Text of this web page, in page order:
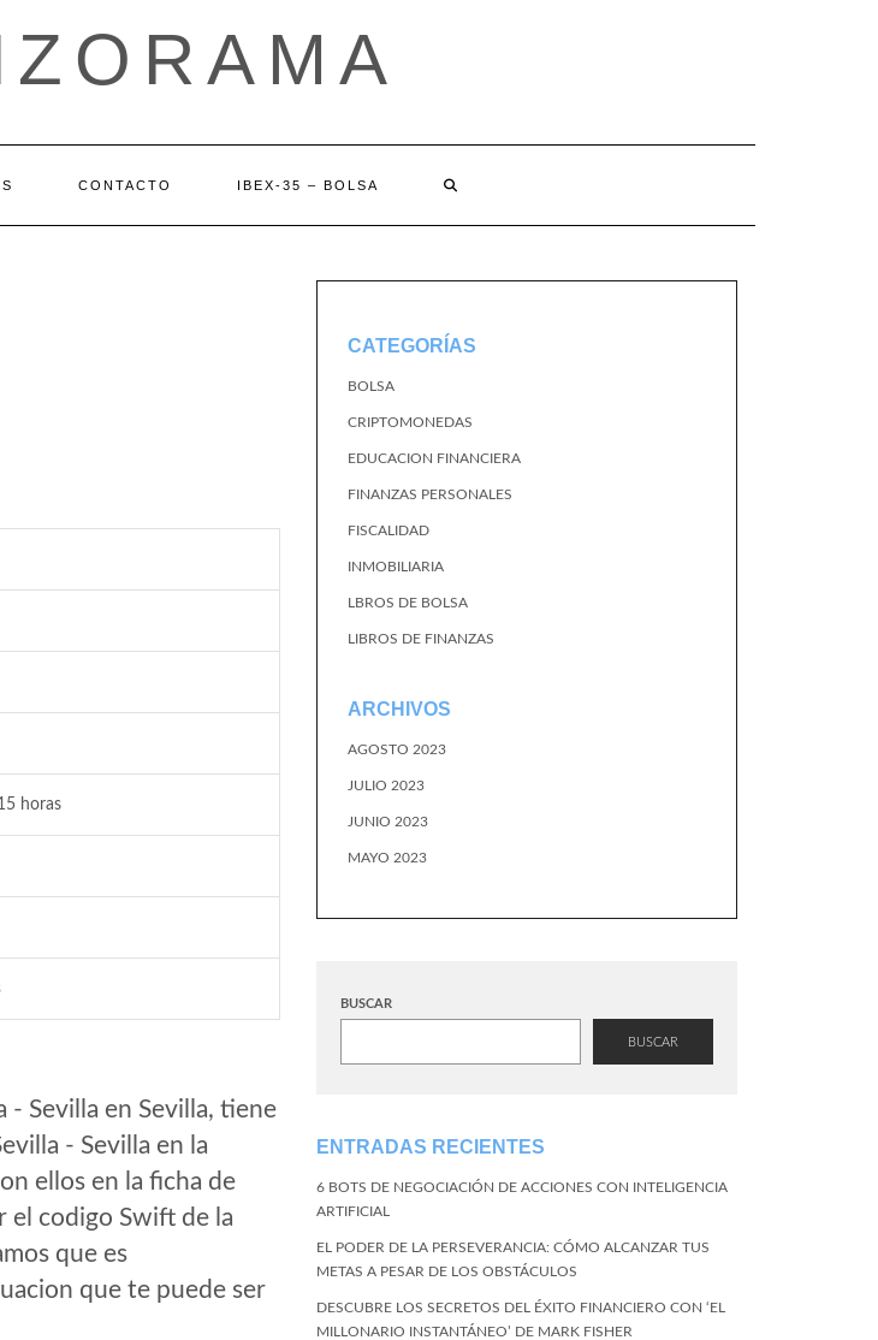
CONTACTO IBEX-35 – BOLSA
horas
- Sevilla en Sevilla, tiene
- Sevilla en la
ellos en la ficha de
el codigo Swift de la
que es
que te puede ser
CATEGORÍAS
BOLSA
CRIPTOMONEDAS
EDUCACION FINANCIERA
FINANZAS PERSONALES
FISCALIDAD
INMOBILIARIA
LBROS DE BOLSA
LIBROS DE FINANZAS
ARCHIVOS
AGOSTO 2023
JULIO 2023
JUNIO 2023
MAYO 2023
BUSCAR
BUSCAR
ENTRADAS RECIENTES
6 BOTS DE NEGOCIACIÓN DE ACCIONES CON INTELIGENCIA
ARTIFICIAL
EL PODER DE LA PERSEVERANCIA: CÓMO ALCANZAR TUS
METAS A PESAR DE LOS OBSTÁCULOS
DESCUBRE LOS SECRETOS DEL ÉXITO FINANCIERO CON ‘EL
MILLONARIO INSTANTÁNEO’ DE MARK FISHER